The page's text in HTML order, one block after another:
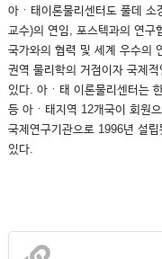
아ㆍ태이론물리센터도 풀데
교수)의 연임, 포스텍과의 연
국가와의 협력 및 세계 우수의
권역 물리학의 거점이자 국제
있다. 아ㆍ태 이론물리센터는
등 아ㆍ태지역 12개국이 회원
국제연구기관으로 1996년 설
있다.